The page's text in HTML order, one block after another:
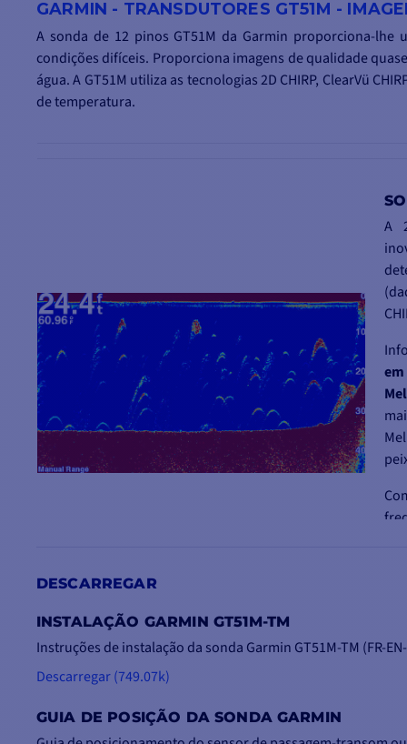
GARMIN - TRANSDUTORES GT51M -
A sonda de 12 pinos GT51M da Garmin proporciona-
condições difíceis. Proporciona imagens de qualidade
água. A GT51M utiliza as tecnologias 2D CHIRP, ClearVü
de temperatura.
A
TECNOLOGIA CLEARVÜ CHIRP
A tecnologia ClearVü Chirp é a mais potente do
mercado. Proporciona imagens nítidas, de alta
DESCARREGAR
INSTALAÇÃO GARMIN GT51M-TM
Instruções de instalação da sonda Garmin GT51M-TM (FR-
Descarregar (749.07k)
GUIA DE POSIÇÃO DA SONDA GARMIN